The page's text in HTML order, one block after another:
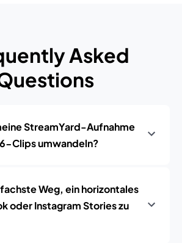
Asked
StreamYard-Aufnahme
Clips umwandeln?
Weg, ein horizontales
oder Instagram Stories zu